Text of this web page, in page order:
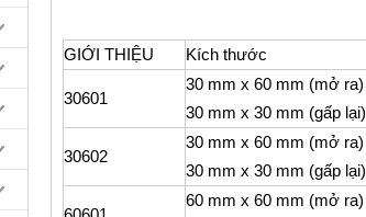
GIỚI THIỆU Kích thước
30601
30 mm x 60 mm (mở ra)
30 mm x 30 mm (gấp lại)
30602
30 mm x 60 mm (mở ra)
30 mm x 30 mm (gấp lại)
60 mm x 60 mm (mở ra)